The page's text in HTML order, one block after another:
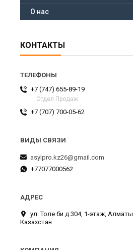
О нас
КОНТАКТЫ
+7 (747) 655-89-19
Отдел Продаж
+7 (707) 700-05-62
asylpro.kz26@gmail.com
+77077000562
ул. Толе би д.304, 1-этаж, Алматы,
Казахстан